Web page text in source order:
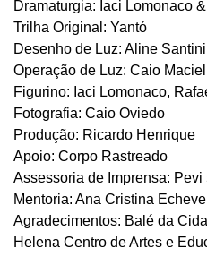
Dramaturgia: Iaci Lomonaco
Trilha Original: Yantó
Desenho de Luz: Aline Santini
Operação de Luz: Caio Maciel
Figurino: Iaci Lomonaco,
Fotografia: Caio Oviedo
Produção: Ricardo Henrique
Apoio: Corpo Rastreado
Assessoria de Imprensa: Pevi
Mentoria: Ana Cristina
Agradecimentos: Balé da
Helena Centro de Artes e